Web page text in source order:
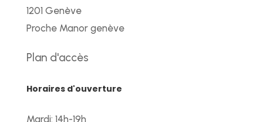
1201 Genève
Proche Manor genève
Plan d'accès
Horaires d'ouverture
Mardi: 14h-19h